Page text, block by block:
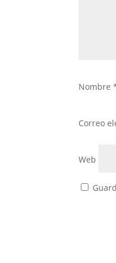
Nombre
Correo
Web